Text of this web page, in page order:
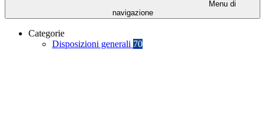
Menu di
navigazione
Categorie
Disposizioni generali 70